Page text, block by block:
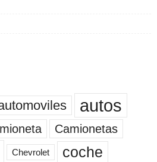
autos
Camionetas
Chevrolet coche